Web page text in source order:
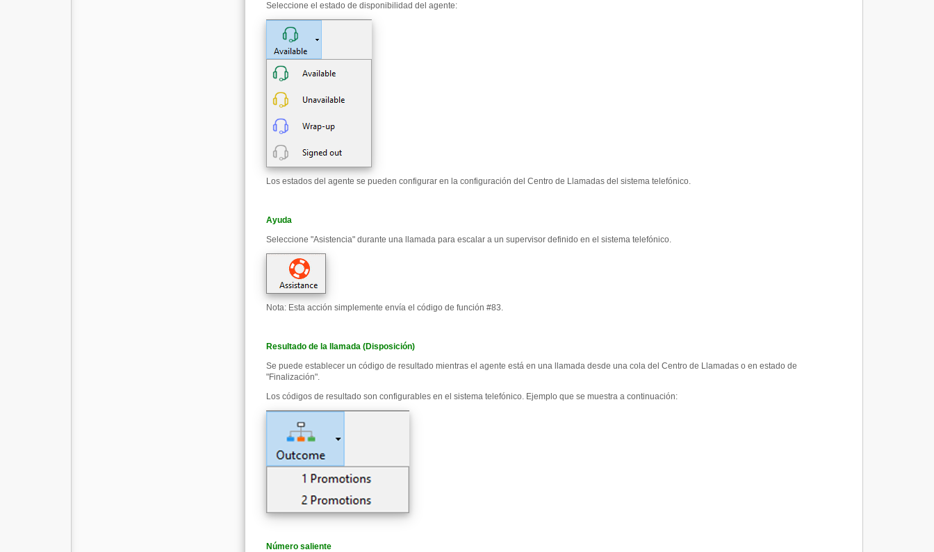
Seleccione el estado de disponibilidad del agente:
Los estados del agente se pueden configurar en la configuración del Centro de Llamadas del sistema telefónico.
Ayuda
Seleccione "Asistencia" durante una llamada para escalar a un supervisor definido en el sistema telefónico.
Nota: Esta acción simplemente envía el código de función #83.
Resultado de la llamada (Disposición)
Se puede establecer un código de resultado mientras el agente está en una llamada desde una cola del Centro de Llamadas o en estado de
"Finalización".
Los códigos de resultado son configurables en el sistema telefónico. Ejemplo que se muestra a continuación:
Número saliente